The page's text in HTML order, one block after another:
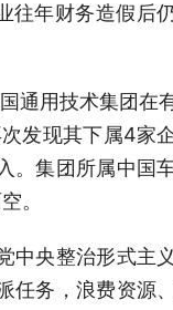
年财务造假后仍
通用技术集团在
发现其下属4家
。集团所属中国
。
中央整治形式主
任务，浪费资源